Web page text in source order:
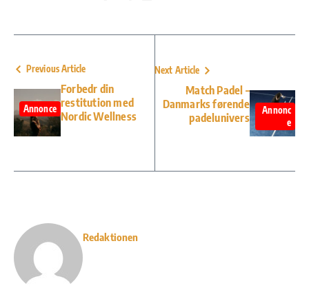
Previous Article
Annonce
Forbedr din
restitution med
Nordic Wellness
Next Article
Match Padel –
Danmarks førende
padelunivers
Annonc
e
Redaktionen